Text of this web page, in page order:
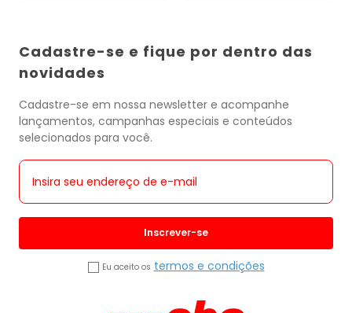
Cadastre-se e fique por dentro das
novidades
Cadastre-se em nossa newsletter e acompanhe
lançamentos, campanhas especiais e conteúdos
selecionados para você.
Inscrever-se
Eu aceito os termos e condições